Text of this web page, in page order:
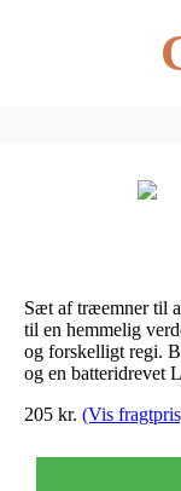
Sæt af træemner til
til en hemmelig
og forskelligt regi.
og en batteridrevet
205 kr. (Vis